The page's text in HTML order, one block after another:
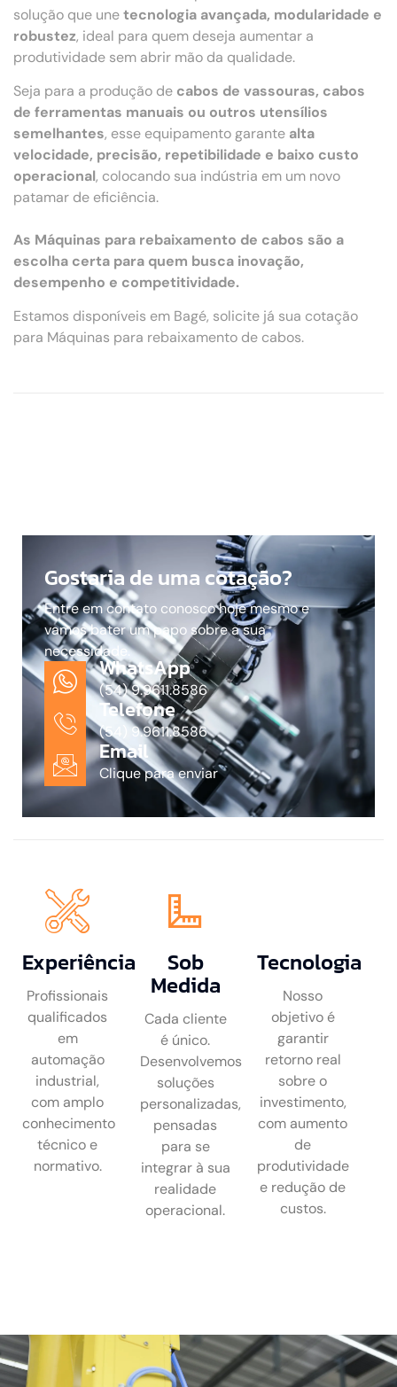
solução que unetecnologia avançada, modularidade e
robustez, ideal para quem deseja aumentar a
produtividade sem abrir mão da qualidade.
Seja para a produção de cabos de vassouras, cabos
de ferramentas manuais ou outros utensílios
semelhantes, esse equipamento garante alta
velocidade, precisão, repetibilidade e baixo custo
operacional, colocando sua indústria em um novo
patamar de eficiência.
As Máquinas para rebaixamento de cabos são a
escolha certa para quem busca inovação,
desempenho e competitividade.
Estamos disponíveis em Bagé, solicite já sua cotação
para Máquinas para rebaixamento de cabos.
Gostaria de uma cotação?
Entre em contato conosco hoje mesmo e
vamos bater um papo sobre a sua
necessidade.
WhatsApp
(54) 9.9611.8586
Telefone
(54) 9.9611.8586
Email
Clique para enviar
Experiência
Profissionais
qualificados
em
automação
industrial,
com amplo
conhecimento
técnico e
normativo.
Sob
Medida
Cada cliente
é único.
Desenvolvemos
soluções
personalizadas,
pensadas
para se
integrar à sua
realidade
operacional.
Tecnologia
Nosso
objetivo é
garantir
retorno real
sobre o
investimento,
com aumento
de
produtividade
e redução de
custos.